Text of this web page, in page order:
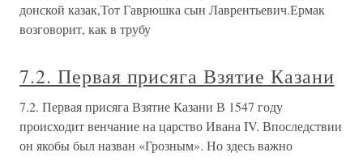
донской казак,Тот Гаврюшка сын Лаврентьевич.Ермак
возговорит, как в трубу
7.2. Первая присяга Взятие Казани
7.2. Первая присяга Взятие Казани В 1547 году
происходит венчание на царство Ивана IV. Впоследствии
он якобы был назван «Грозным». Но здесь важно